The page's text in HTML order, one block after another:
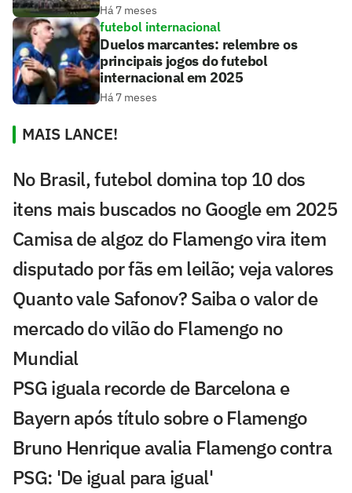
Há 7 meses
futebol internacional
Duelos marcantes: relembre os
principais jogos do futebol
internacional em 2025
Há 7 meses
MAIS LANCE!
No Brasil, futebol domina top 10 dos
itens mais buscados no Google em 2025
Camisa de algoz do Flamengo vira item
disputado por fãs em leilão; veja valores
Quanto vale Safonov? Saiba o valor de
mercado do vilão do Flamengo no
Mundial
PSG iguala recorde de Barcelona e
Bayern após título sobre o Flamengo
Bruno Henrique avalia Flamengo contra
PSG: 'De igual para igual'